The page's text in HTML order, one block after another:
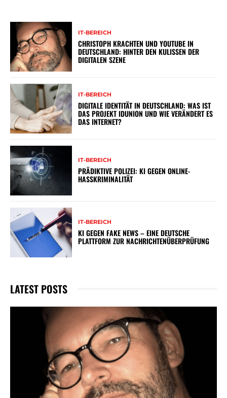
IT-BEREICH
CHRISTOPH KRACHTEN UND YOUTUBE IN
DEUTSCHLAND: HINTER DEN KULISSEN DER
DIGITALEN SZENE
IT-BEREICH
DIGITALE IDENTITÄT IN DEUTSCHLAND: WAS IST
DAS PROJEKT IDUNION UND WIE VERÄNDERT ES
DAS INTERNET?
IT-BEREICH
PRÄDIKTIVE POLIZEI: KI GEGEN ONLINE-
HASSKRIMINALITÄT
IT-BEREICH
KI GEGEN FAKE NEWS – EINE DEUTSCHE
PLATTFORM ZUR NACHRICHTENÜBERPRÜFUNG
LATEST POSTS